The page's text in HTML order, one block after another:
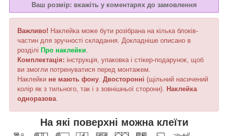
Ваш розмір: вкажіть у коментарях до замовлення
Важливо! Наклейка може бути розібрана на кілька блоків-
частин для зручності складання. Докладніше описано в
розділі Про наклейки
Комплектація: інструкція, упаковка і стікер-подарунок, щоб
ви змогли потренуватися перед монтажем.
Наклейки не мають фону Двосторонні (щільний насичений
колір як з тильного, так і з зовнішньої сторони).
Наклейка
одноразова
На які поверхні можна клеїти